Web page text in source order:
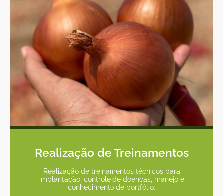
Realização de Treinamentos
Realização de treinamentos técnicos para
implantação, controle de doenças, manejo e
conhecimento de portfólio.